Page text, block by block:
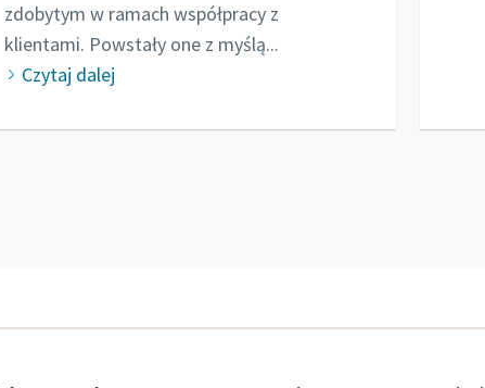
zdobytym w ramach współpracy z
klientami. Powstały one z myślą...
Czytaj dalej